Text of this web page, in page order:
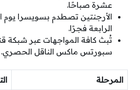
عشرة صباحًا.
الرابعة فجرًا.
تُبث كافة المواجهات عبر شبكة
سبورتس ماكس الناقل الحصري.
المرحلة